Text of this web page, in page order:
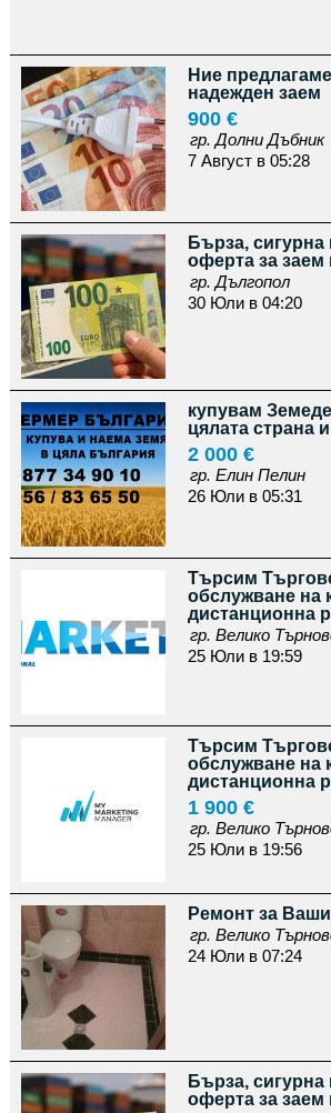
Ние
надежден заем
900 €
гр. Долни Дъбник
7 Август в 05:28
Бърза,
оферта за заем
гр. Дългопол
30 Юли в 04:20
купувам
цялата страна
2 000 €
гр. Елин Пелин
26 Юли в 05:31
Търсим
обслужване на
дистанционна
гр. Велико
25 Юли в 19:59
Търсим
обслужване на
дистанционна
1 900 €
гр. Велико
25 Юли в 19:56
Ремонт за
гр. Велико
24 Юли в 07:24
Бърза,
оферта за заем